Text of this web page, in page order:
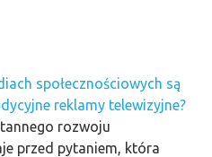
społecznościowych są
reklamy telewizyjne?
rozwoju
przed pytaniem, która